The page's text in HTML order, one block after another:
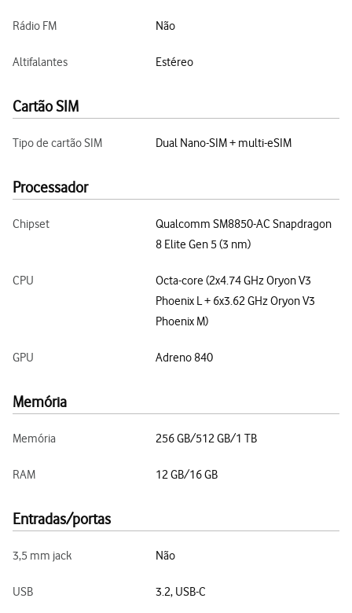
Rádio FM Não
Altifalantes Estéreo
Cartão SIM
Tipo de cartão SIM Dual Nano-SIM + multi-eSIM
Processador
Chipset
Qualcomm SM8850-AC Snapdragon
8 Elite Gen 5 (3 nm)
CPU
Octa-core (2x4.74 GHz Oryon V3
Phoenix L + 6x3.62 GHz Oryon V3
Phoenix M)
GPU Adreno 840
Memória
Memória 256 GB/512 GB/1 TB
RAM 12 GB/16 GB
Entradas/portas
3,5 mm jack Não
USB 3.2, USB-C